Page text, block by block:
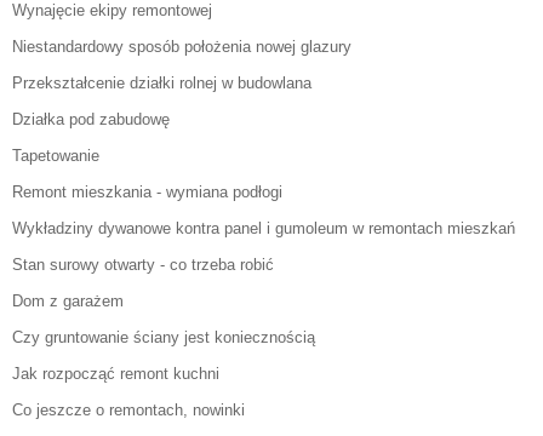
Wynajęcie ekipy remontowej
Niestandardowy sposób położenia nowej glazury
Przekształcenie działki rolnej w budowlana
Działka pod zabudowę
Tapetowanie
Remont mieszkania - wymiana podłogi
Wykładziny dywanowe kontra panel i gumoleum w remontach mieszkań
Stan surowy otwarty - co trzeba robić
Dom z garażem
Czy gruntowanie ściany jest koniecznością
Jak rozpocząć remont kuchni
Co jeszcze o remontach, nowinki